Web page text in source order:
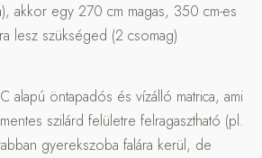
akkor egy 270 cm magas, 350 cm-es
lesz szükséged (2 csomag)
alapú öntapadós és vízálló matrica, ami
szilárd felületre felragasztható (pl.
gyerekszoba falára kerül, de